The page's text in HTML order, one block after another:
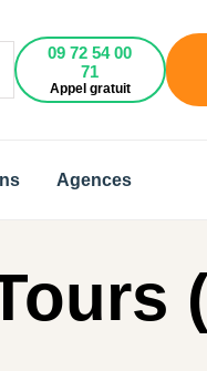
09 72 54 00
71
Appel gratuit
Agences